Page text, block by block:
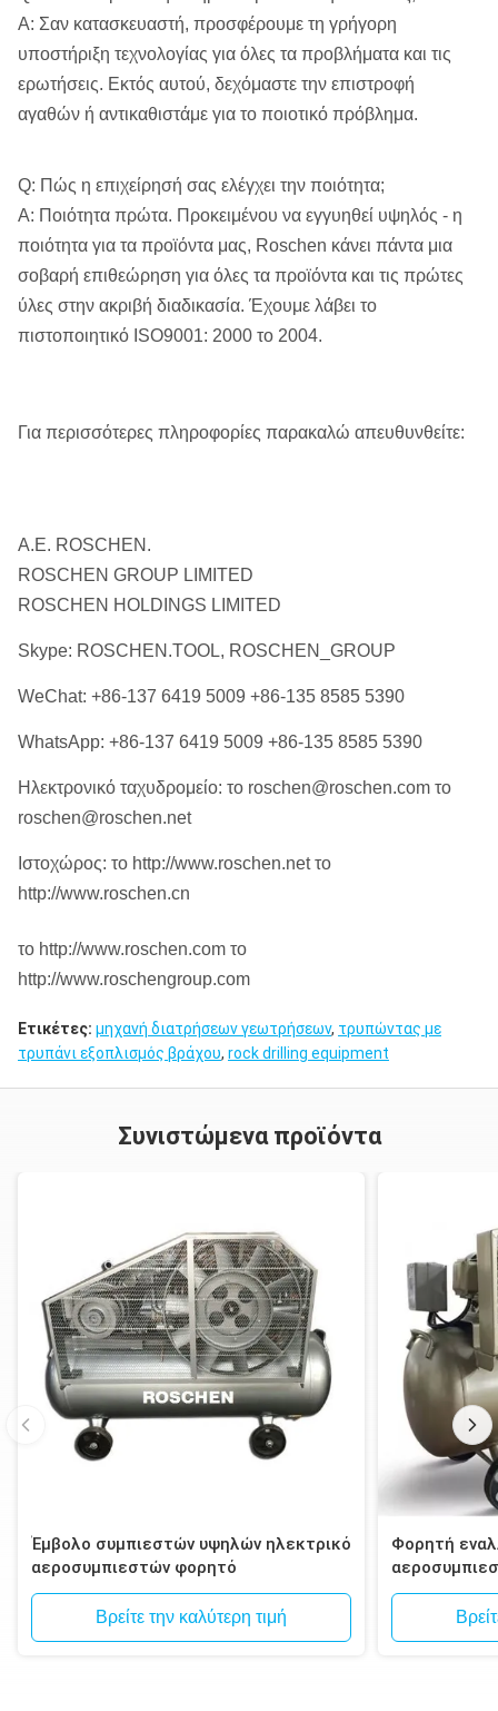
Υδραυλικό
σύστημα
(ml/min)
Εκτιμημένη
πίεση (MPA)
12
περιστροφική
ταχύτητα
(r/min)
1500
Κτύπημα κυλίνδρων
πετρελαίου (χιλ.)
360
Διάσταση (Λ Χ W Χ Χ) (χιλ.) 1630 X 800 X 1530
Α: Σαν κατασκευαστή, προσφέρουμε τη γρήγορη
υποστήριξη τεχνολογίας για όλες τα προβλήματα και τις
ερωτήσεις. Εκτός αυτού, δεχόμαστε την επιστροφή
αγαθών ή αντικαθιστάμε για το ποιοτικό πρόβλημα.
Q: Πώς η επιχείρησή σας ελέγχει την ποιότητα;
Α: Ποιότητα πρώτα. Προκειμένου να εγγυηθεί υψηλός - η
ποιότητα για τα προϊόντα μας, Roschen κάνει πάντα μια
σοβαρή επιθεώρηση για όλες τα προϊόντα και τις πρώτες
ύλες στην ακριβή διαδικασία. Έχουμε λάβει το
πιστοποιητικό ISO9001: 2000 το 2004.
Για περισσότερες πληροφορίες παρακαλώ απευθυνθείτε:
Α.Ε. ROSCHEN.
ROSCHEN GROUP LIMITED
ROSCHEN HOLDINGS LIMITED
Skype: ROSCHEN.TOOL, ROSCHEN_GROUP
WeChat: +86-137 6419 5009 +86-135 8585 5390
WhatsApp: +86-137 6419 5009 +86-135 8585 5390
Ηλεκτρονικό ταχυδρομείο: το roschen@roschen.com το
roschen@roschen.net
Ιστοχώρος: το http://www.roschen.net το
http://www.roschen.cn
το http://www.roschen.com το
http://www.roschengroup.com
Ετικέτες: μηχανή διατρήσεων γεωτρήσεων, τρυπώντας με
τρυπάνι εξοπλισμός βράχου, rock drilling equipment
Συνιστώμενα προϊόντα
Έμβολο συμπιεστών υψηλών ηλεκτρικό
αεροσυμπιεστών φορητό
Βρείτε την καλύτερη τιμή
Φορητή